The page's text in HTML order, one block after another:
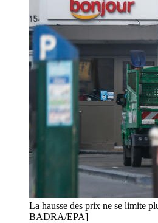
La hausse des prix ne se limite
BADRA/EPA]